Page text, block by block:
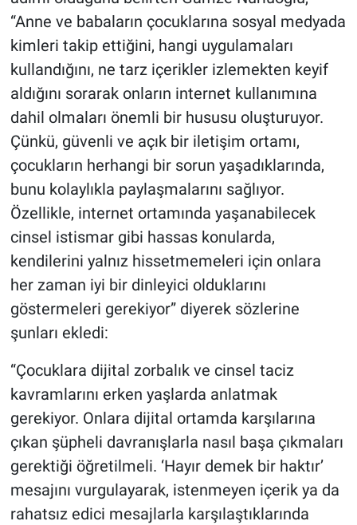
“Anne ve babaların çocuklarına sosyal medyada
kimleri takip ettiğini, hangi uygulamaları
kullandığını, ne tarz içerikler izlemekten keyif
aldığını sorarak onların internet kullanımına
dahil olmaları önemli bir hususu oluşturuyor.
Çünkü, güvenli ve açık bir iletişim ortamı,
çocukların herhangi bir sorun yaşadıklarında,
bunu kolaylıkla paylaşmalarını sağlıyor.
Özellikle, internet ortamında yaşanabilecek
cinsel istismar gibi hassas konularda,
kendilerini yalnız hissetmemeleri için onlara
her zaman iyi bir dinleyici olduklarını
göstermeleri gerekiyor” diyerek sözlerine
şunları ekledi:
“Çocuklara dijital zorbalık ve cinsel taciz
kavramlarını erken yaşlarda anlatmak
gerekiyor. Onlara dijital ortamda karşılarına
çıkan şüpheli davranışlarla nasıl başa çıkmaları
gerektiği öğretilmeli. ‘Hayır demek bir haktır’
mesajını vurgulayarak, istenmeyen içerik ya da
rahatsız edici mesajlarla karşılaştıklarında